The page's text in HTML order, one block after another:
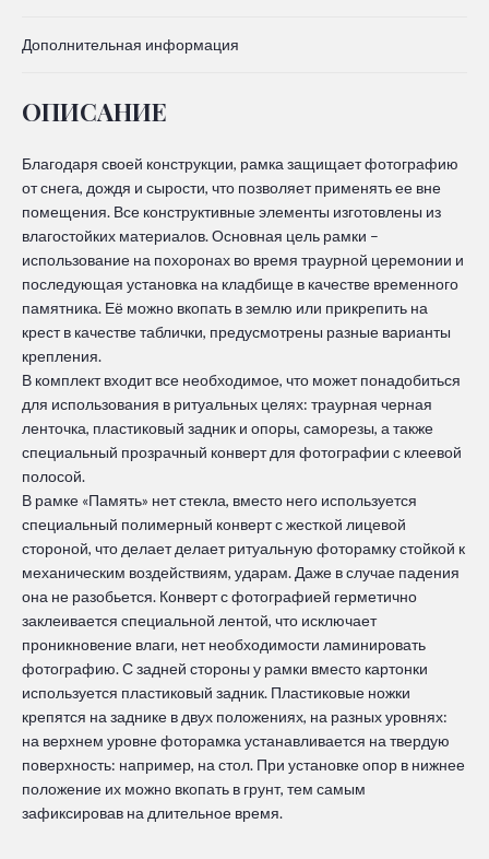
Дополнительная информация
ОПИСАНИЕ
Благодаря своей конструкции, рамка защищает фотографию
от снега, дождя и сырости, что позволяет применять ее вне
помещения. Все конструктивные элементы изготовлены из
влагостойких материалов. Основная цель рамки –
использование на похоронах во время траурной церемонии и
последующая установка на кладбище в качестве временного
памятника. Её можно вкопать в землю или прикрепить на
крест в качестве таблички, предусмотрены разные варианты
крепления.
В комплект входит все необходимое, что может понадобиться
для использования в ритуальных целях: траурная черная
ленточка, пластиковый задник и опоры, саморезы, а также
специальный прозрачный конверт для фотографии с клеевой
полосой.
В рамке «Память» нет стекла, вместо него используется
специальный полимерный конверт с жесткой лицевой
стороной, что делает делает ритуальную фоторамку стойкой к
механическим воздействиям, ударам. Даже в случае падения
она не разобьется. Конверт с фотографией герметично
заклеивается специальной лентой, что исключает
проникновение влаги, нет необходимости ламинировать
фотографию. С задней стороны у рамки вместо картонки
используется пластиковый задник. Пластиковые ножки
крепятся на заднике в двух положениях, на разных уровнях:
на верхнем уровне фоторамка устанавливается на твердую
поверхность: например, на стол. При установке опор в нижнее
положение их можно вкопать в грунт, тем самым
зафиксировав на длительное время.